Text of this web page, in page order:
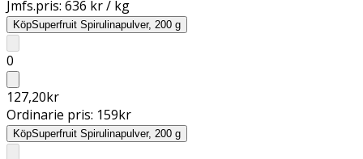
Jmfs.pris: 636 kr / kg
KöpSuperfruit Spirulinapulver, 200 g
0
127,20kr
Ordinarie pris: 159kr
KöpSuperfruit Spirulinapulver, 200 g